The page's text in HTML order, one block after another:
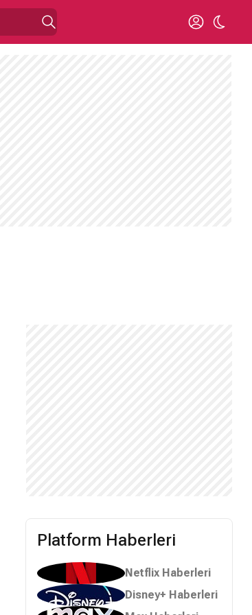
Platform Haberleri
Netflix Haberleri
Disney+ Haberleri